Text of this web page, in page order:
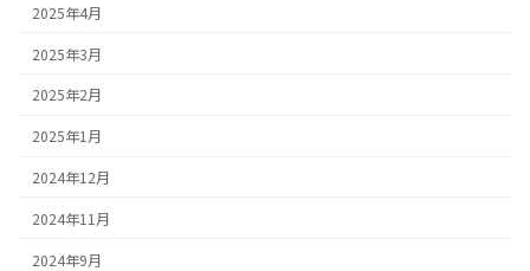
2025年4月
2025年3月
2025年2月
2025年1月
2024年12月
2024年11月
2024年9月